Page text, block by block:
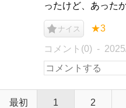
ったけど、あった
ナイス ★3
コメント(0)
最初 1 2